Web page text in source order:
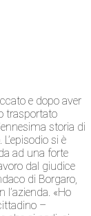
e dopo aver
trasportato
storia di
si è
ad una forte
dal giudice
di Borgaro,
l’azienda. «Ho
–